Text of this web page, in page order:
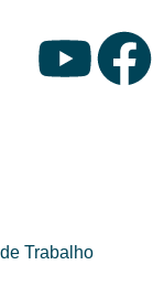
Trabalho